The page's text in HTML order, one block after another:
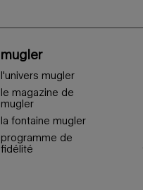
mugler
l'univers mugler
le magazine de
mugler
la fontaine mugler
programme de
fidélité